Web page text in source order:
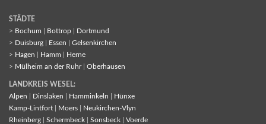
STÄDTE
> Bochum Bottrop
Dortmund
> Duisburg Essen
Gelsenkirchen
> Hagen Hamm
Herne
> Mülheim an der Ruhr| Oberhausen
LANDKREIS WESEL:
Alpen
Dinslaken Hamminkeln
Hünxe
Kamp-Lintfort
Moers
Neukirchen-Vlyn
Rheinberg
Schermbeck Sonsbeck
Voerde